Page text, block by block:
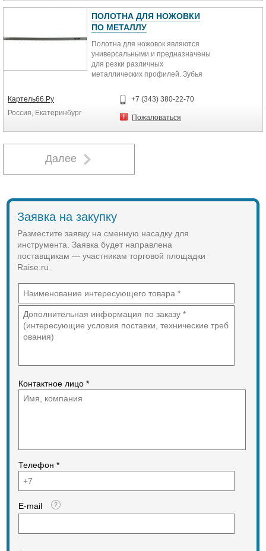
ПОЛОТНА ДЛЯ НОЖОВКИ
ПО МЕТАЛЛУ
Полотна для ножовок являются
универсальными и предназначены
для резки различных
металлических профилей. Зубья
зубьев на дюйм – 24. В комплект
входят 10 шт.
Картель66.Ру
Россия, Екатеринбург
+7 (343) 380-22-70
Пожаловаться
Далее
Заявка на закупку
Разместите заявку на сменную насадку для
инструмента. Заявка будет направлена
поставщикам — участникам торговой площадки
Raise.ru.
Контактное лицо *
Телефон *
E-mail